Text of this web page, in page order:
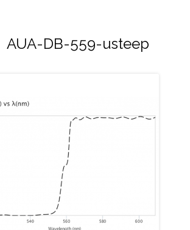
AUA-DB-559-usteep